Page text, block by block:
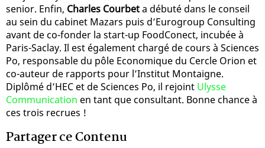
senior. Enfin, Charles Courbeta débuté dans le conseil
au sein du cabinet Mazars puis d’Eurogroup Consulting
avant de co-fonder la start-up FoodConect, incubée à
Paris-Saclay. Il est également chargé de cours à Sciences
Po, responsable du pôle Economique du Cercle Orion et
co-auteur de rapports pour l’Institut Montaigne.
Diplômé d’HEC et de Sciences Po, il rejoint Ulysse
Communication en tant que consultant. Bonne chance à
ces trois recrues !
Partager ce Contenu